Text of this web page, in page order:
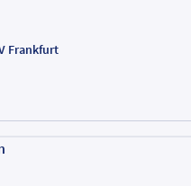
FrankfurtRegionalzüge und